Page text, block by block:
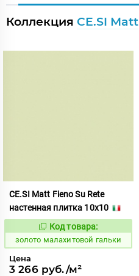
Коллекция CE.SI Matt
CE.SI Matt Fieno Su Rete
настенная плитка 10x10
522140
Код товара:
золото малахитовой гальки
Цена
3 266 руб./м²